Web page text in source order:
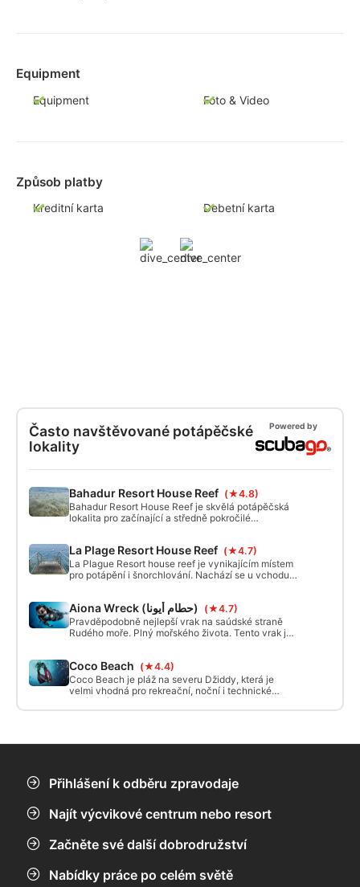
Equipment
Equipment Foto & Video
Způsob platby
Kreditní karta Debetní karta
Často navštěvované potápěčské
lokality
Powered by
Bahadur Resort House Reef (★4.8)
Bahadur Resort House Reef je skvělá potápěčská
lokalita pro začínající a středně pokročilé
La Plage Resort House Reef (★4.7)
La Plague Resort house reef je vynikajícím místem
pro potápění i šnorchlování. Nachází se u vchodu
do Jeddah Creek, toto místo umožňuje vysoký tok
je dobře udržované a vhodné pro všechny
potápěče.
Aiona Wreck (حطام أيونا)
(★4.7)
Pravděpodobně nejlepší vrak na saúdské straně
Rudého moře. Plný mořského života. Tento vrak je
rozdělen na 2 části, jedna je vhodná pro vstupní
pokročilé potápěče s chodbami a místnostmi a
hloubkou dosahující 50 m.
Coco Beach (★4.4)
Coco Beach je pláž na severu Džiddy, která je
velmi vhodná pro rekreační, noční i technické
potápění.Snadno se na ni mohou spustit potápěči
všech úrovní. Na severu se nacházejí dvě jeskyně
36 m.
Přihlášení k odběru zpravodaje
Najít výcvikové centrum nebo resort
Začněte své další dobrodružství
Nabídky práce po celém světě